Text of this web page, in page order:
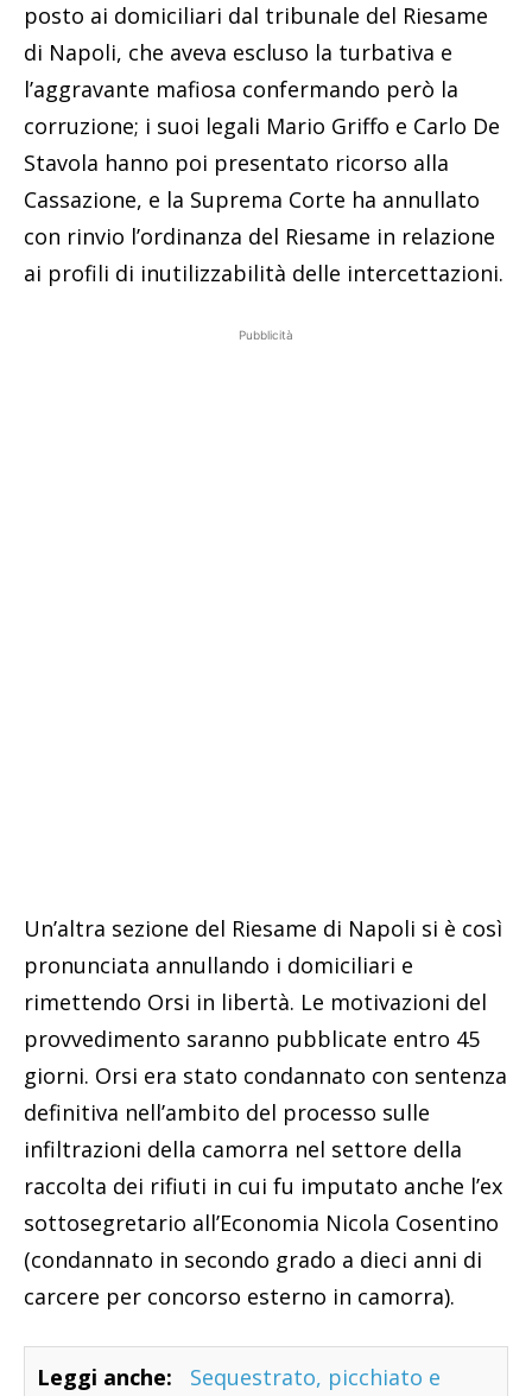
posto ai domiciliari dal tribunale del Riesame
di Napoli, che aveva escluso la turbativa e
l’aggravante mafiosa confermando però la
corruzione; i suoi legali Mario Griffo e Carlo De
Stavola hanno poi presentato ricorso alla
Cassazione, e la Suprema Corte ha annullato
con rinvio l’ordinanza del Riesame in relazione
ai profili di inutilizzabilità delle intercettazioni.
Pubblicità
Un’altra sezione del Riesame di Napoli si è così
pronunciata annullando i domiciliari e
rimettendo Orsi in libertà. Le motivazioni del
provvedimento saranno pubblicate entro 45
giorni. Orsi era stato condannato con sentenza
definitiva nell’ambito del processo sulle
infiltrazioni della camorra nel settore della
raccolta dei rifiuti in cui fu imputato anche l’ex
sottosegretario all’Economia Nicola Cosentino
(condannato in secondo grado a dieci anni di
carcere per concorso esterno in camorra).
Leggi anche:
Sequestrato, picchiato e